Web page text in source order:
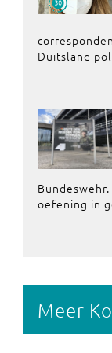
Duitsland
oefening in
Meer